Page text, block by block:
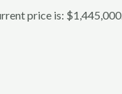
price is: $1,445,000.